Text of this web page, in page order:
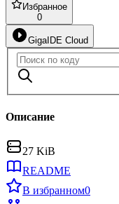
Избранное
0
GigaIDE Cloud
Описание
27 KiB
README
В избранном0